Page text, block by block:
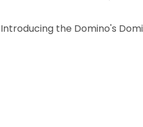
Introducing the Domino's